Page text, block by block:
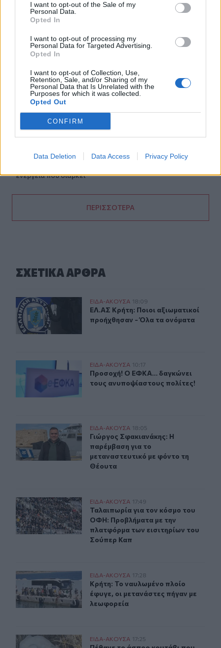
I want to opt-out of the Sale of my
Personal Data.
Opted In
I want to opt-out of processing my
Personal Data for Targeted Advertising.
Opted In
I want to opt-out of Collection, Use,
Retention, Sale, and/or Sharing of my
Personal Data that Is Unrelated with the
Purposes for which it was collected.
Opted Out
CONFIRM
Data Deletion Data Access Privacy Policy
Αμαζονίου – Μειώθηκε κατά 37%
ΑΑΔΕ: Ανοιχτό το σύστημα Ενιαίας Αίτησης Ενίσχυσης
2025 – Μέχρι πότε μπορούν να γίνουν διορθώσεις
07:07
Τέσσερις ασκήσεις σε όρθια στάση που μετά τα 60
ενδυναμώνουν τους γλουτούς καλύτερα από τα squats -
Βίντεο
ενέργεια που διαρκεί
ΠΕΡΙΣΣΟΤΕΡΑ
ΣΧΕΤΙΚA AΡΘΡΑ
ΕΛ.ΑΣ Κρήτη: Ποιοι αξιωματικοί προήχθησαν - Όλα τα
ΕΙΔΑ-ΑΚΟΥΣΑ 18:09
ΕΛ.ΑΣ Κρήτη: Ποιοι αξιωματικοί
ΕΛ.ΑΣ Κρήτη: Ποιοι αξιωματικοί
προήχθησαν - Όλα τα ονόματα
Προσοχή! Ο ΕΦΚΑ… δαγκώνει τους ανυποψίαστους
ΕΙΔΑ-ΑΚΟΥΣΑ 10:17
Προσοχή! Ο ΕΦΚΑ… δαγκώνει τους
Προσοχή! Ο ΕΦΚΑ… δαγκώνει
τους ανυποψίαστους πολίτες!
Γιώργος Σφακιανάκης: Η παρέμβαση για το
ΕΙΔΑ-ΑΚΟΥΣΑ 18:05
Γιώργος Σφακιανάκης: Η
Γιώργος Σφακιανάκης: Η
παρέμβαση για το
μεταναστευτικό με φόντο τη
Θέουτα
Ταλαιπωρία για τον κόσμο του ΟΦΗ: Προβλήματα με
ΕΙΔΑ-ΑΚΟΥΣΑ 17:49
Ταλαιπωρία για τον κόσμο του
Ταλαιπωρία για τον κόσμο του
ΟΦΗ: Προβλήματα με την
πλατφόρμα των εισιτηρίων του
Σούπερ Καπ
Κρήτη: Το ναυλωμένο πλοίο έφυγε, οι μετανάστες
ΕΙΔΑ-ΑΚΟΥΣΑ 17:28
Κρήτη: Το ναυλωμένο πλοίο έφυγε,
Κρήτη: Το ναυλωμένο πλοίο
έφυγε, οι μετανάστες πήγαν με
λεωφορεία
Πέθανε το άσπρο κουτάβι που συμβίωνε με αγέλη λύκων
ΕΙΔΑ-ΑΚΟΥΣΑ 17:25